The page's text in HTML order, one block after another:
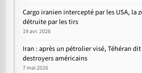
Cargo iranien intercepté par les USA, la
détruite par les tirs
19 avr. 2026
Iran : après un pétrolier visé, Téhéran
destroyers américains
7 mai 2026